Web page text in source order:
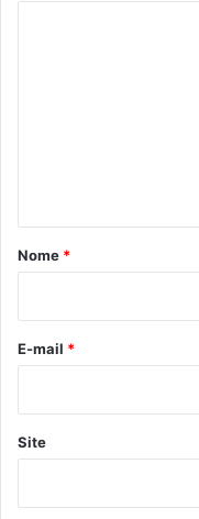
r
*
Nome *
E-mail *
Site